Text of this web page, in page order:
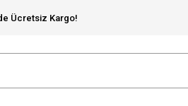
Ücretsiz Kargo!